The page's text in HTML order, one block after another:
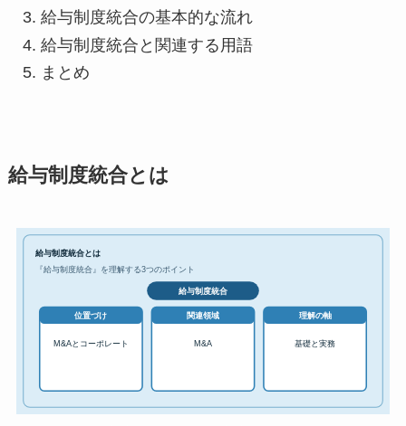
給与制度統合の基本的な流れ
給与制度統合と関連する用語
まとめ
給与制度統合とは
給与制度統合とは
『給与制度統合』を理解する3つのポイント
給与制度統合
位置づけ
M&Aとコーポレート
関連領域
M&A
理解の軸
基礎と実務